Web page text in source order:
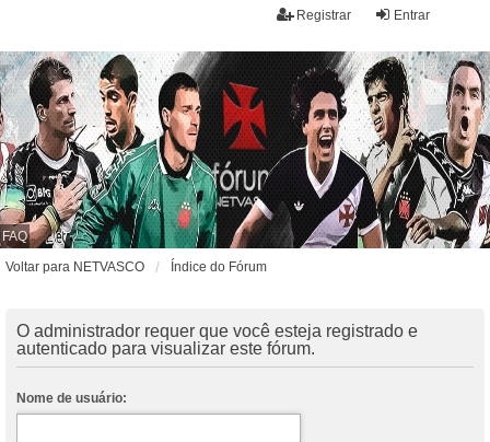
Entrar
Registrar
FAQ
Voltar para NETVASCO
Índice do Fórum
O administrador requer que você esteja registrado e
autenticado para visualizar este fórum.
Nome de usuário: